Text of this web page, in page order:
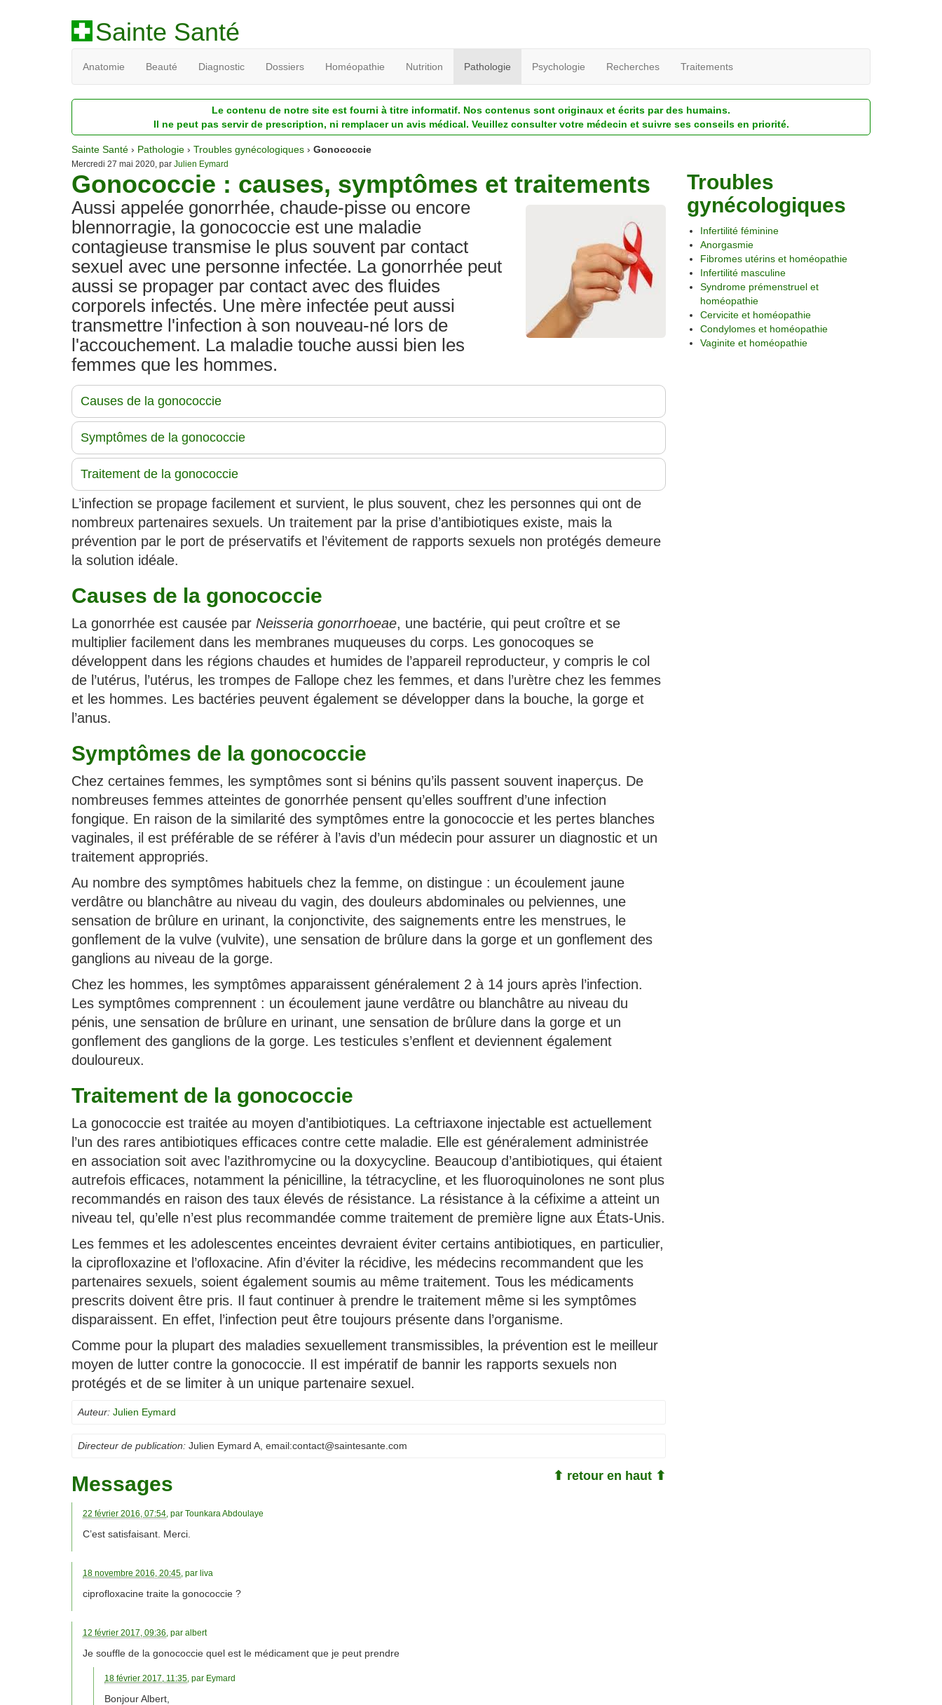
Sainte Santé
Anatomie Beauté Diagnostic Dossiers Homéopathie Nutrition Pathologie Psychologie Recherches Traitements
Le contenu de notre site est fourni à titre informatif. Nos contenus sont originaux et écrits par des humains.
Il ne peut pas servir de prescription, ni remplacer un avis médical. Veuillez consulter votre médecin et suivre ses conseils en priorité.
Sainte Santé › Pathologie › Troubles gynécologiques › Gonococcie
Mercredi 27 mai 2020, par Julien Eymard
Gonococcie : causes, symptômes et traitements
Aussi appelée gonorrhée, chaude-pisse ou encore
blennorragie, la gonococcie est une maladie
contagieuse transmise le plus souvent par contact
sexuel avec une personne infectée. La gonorrhée peut
aussi se propager par contact avec des fluides
corporels infectés. Une mère infectée peut aussi
transmettre l'infection à son nouveau-né lors de
l'accouchement. La maladie touche aussi bien les
femmes que les hommes.
Causes de la gonococcie
Symptômes de la gonococcie
Traitement de la gonococcie
L’infection se propage facilement et survient, le plus souvent, chez les personnes qui ont de
nombreux partenaires sexuels. Un traitement par la prise d’antibiotiques existe, mais la
prévention par le port de préservatifs et l’évitement de rapports sexuels non protégés demeure
la solution idéale.
Causes de la gonococcie
La gonorrhée est causée par Neisseria gonorrhoeae, une bactérie, qui peut croître et se
multiplier facilement dans les membranes muqueuses du corps. Les gonocoques se
développent dans les régions chaudes et humides de l’appareil reproducteur, y compris le col
de l’utérus, l’utérus, les trompes de Fallope chez les femmes, et dans l’urètre chez les femmes
et les hommes. Les bactéries peuvent également se développer dans la bouche, la gorge et
l’anus.
Symptômes de la gonococcie
Chez certaines femmes, les symptômes sont si bénins qu’ils passent souvent inaperçus. De
nombreuses femmes atteintes de gonorrhée pensent qu’elles souffrent d’une infection
fongique. En raison de la similarité des symptômes entre la gonococcie et les pertes blanches
vaginales, il est préférable de se référer à l’avis d’un médecin pour assurer un diagnostic et un
traitement appropriés.
Au nombre des symptômes habituels chez la femme, on distingue : un écoulement jaune
verdâtre ou blanchâtre au niveau du vagin, des douleurs abdominales ou pelviennes, une
sensation de brûlure en urinant, la conjonctivite, des saignements entre les menstrues, le
gonflement de la vulve (vulvite), une sensation de brûlure dans la gorge et un gonflement des
ganglions au niveau de la gorge.
Chez les hommes, les symptômes apparaissent généralement 2 à 14 jours après l’infection.
Les symptômes comprennent : un écoulement jaune verdâtre ou blanchâtre au niveau du
pénis, une sensation de brûlure en urinant, une sensation de brûlure dans la gorge et un
gonflement des ganglions de la gorge. Les testicules s’enflent et deviennent également
douloureux.
Traitement de la gonococcie
La gonococcie est traitée au moyen d’antibiotiques. La ceftriaxone injectable est actuellement
l’un des rares antibiotiques efficaces contre cette maladie. Elle est généralement administrée
en association soit avec l’azithromycine ou la doxycycline. Beaucoup d’antibiotiques, qui étaient
autrefois efficaces, notamment la pénicilline, la tétracycline, et les fluoroquinolones ne sont plus
recommandés en raison des taux élevés de résistance. La résistance à la céfixime a atteint un
niveau tel, qu’elle n’est plus recommandée comme traitement de première ligne aux États-Unis.
Les femmes et les adolescentes enceintes devraient éviter certains antibiotiques, en particulier,
la ciprofloxazine et l’ofloxacine. Afin d’éviter la récidive, les médecins recommandent que les
partenaires sexuels, soient également soumis au même traitement. Tous les médicaments
prescrits doivent être pris. Il faut continuer à prendre le traitement même si les symptômes
disparaissent. En effet, l’infection peut être toujours présente dans l’organisme.
Comme pour la plupart des maladies sexuellement transmissibles, la prévention est le meilleur
moyen de lutter contre la gonococcie. Il est impératif de bannir les rapports sexuels non
protégés et de se limiter à un unique partenaire sexuel.
Auteur: Julien Eymard
Directeur de publication: Julien Eymard A , email:contact@saintesante.com
⬆ retour en haut ⬆
Messages
22 février 2016, 07:54, par Tounkara Abdoulaye
C’est satisfaisant. Merci.
18 novembre 2016, 20:45, par liva
ciprofloxacine traite la gonococcie ?
12 février 2017, 09:36, par albert
Je souffle de la gonococcie quel est le médicament que je peut prendre
18 février 2017, 11:35, par Eymard
Bonjour Albert,
Troubles
gynécologiques
Infertilité féminine
Anorgasmie
Fibromes utérins et homéopathie
Infertilité masculine
Syndrome prémenstruel et
homéopathie
Cervicite et homéopathie
Condylomes et homéopathie
Vaginite et homéopathie